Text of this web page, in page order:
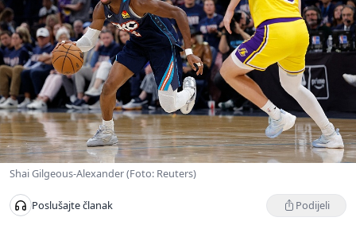
Shai Gilgeous-Alexander (Foto: Reuters)
Poslušajte članak Podijeli